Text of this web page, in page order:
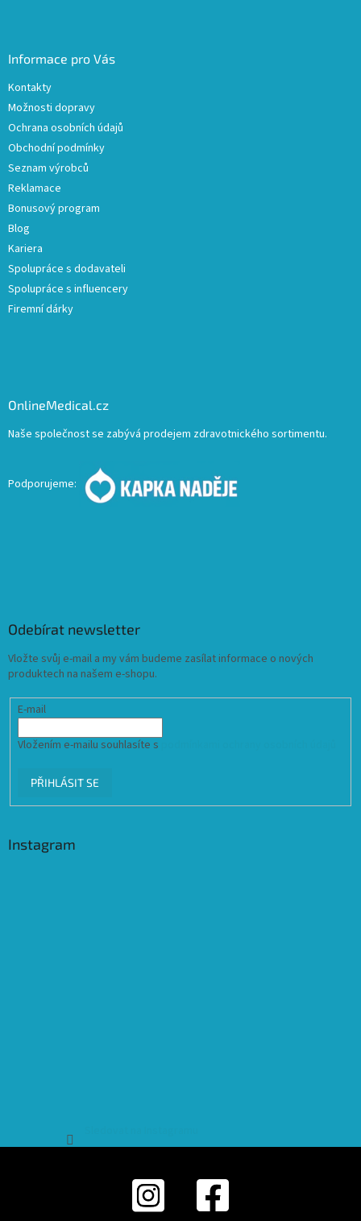
Informace pro Vás
Kontakty
Možnosti dopravy
Ochrana osobních údajů
Obchodní podmínky
Seznam výrobců
Reklamace
Bonusový program
Blog
Kariera
Spolupráce s dodavateli
Spolupráce s influencery
Firemní dárky
OnlineMedical.cz
Naše společnost se zabývá prodejem zdravotnického sortimentu.
Podporujeme:
Odebírat newsletter
Vložte svůj e-mail a my vám budeme zasílat informace o nových
produktech na našem e-shopu.
E-mail
Vložením e-mailu souhlasíte s
PŘIHLÁSIT SE
Instagram